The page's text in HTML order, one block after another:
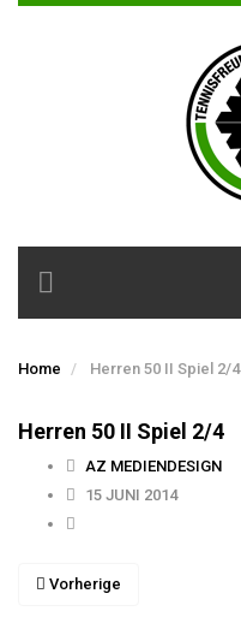
Toggle
navigation
Home Herren 50 II Spiel 2/4
Herren 50 II Spiel 2/4
AZ MEDIENDESIGN
15 JUNI 2014
Vorherige